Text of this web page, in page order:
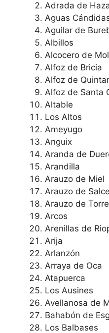
Adrada de
Aguas
Aguilar de
Albillos
Alcocero de
Alfoz de Bricia
Alfoz de
Alfoz de Santa
Altable
Los Altos
Ameyugo
Anguix
Aranda de
Arandilla
Arauzo de Miel
Arauzo de Salce
Arauzo de Torre
Arcos
Arenillas de
Arija
Arlanzón
Arraya de Oca
Atapuerca
Los Ausines
Avellanosa de
Bahabón de
Los Balbases